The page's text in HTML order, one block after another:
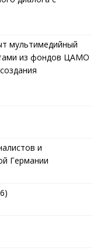
мультимедийный
из фондов ЦАМО
и
Германии